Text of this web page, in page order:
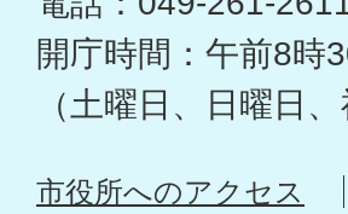
開庁時間：午前8時
（土曜日、日曜日
市役所へのアクセス